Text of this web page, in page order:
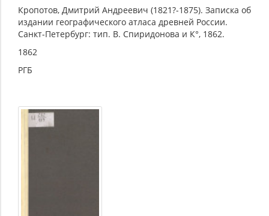
Кропотов, Дмитрий Андреевич (1821?-1875). Записка об
издании географического атласа древней России.
Санкт-Петербург: тип. В. Спиридонова и К°, 1862.
1862
РГБ